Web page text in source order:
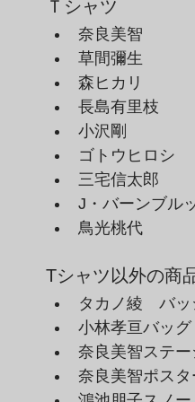
Ｔシャツ
奈良美智
草間彌生
森ヒカリ
長島有里枝
小沢剛
ゴトウヒロシ
三宅信太郎
J・バーンブル
鳥光桃代
Tシャツ以外の商
タカノ綾　バッ
小林孝亘バッグ
奈良美智ステ
奈良美智ポスタ